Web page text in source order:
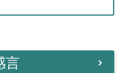
言